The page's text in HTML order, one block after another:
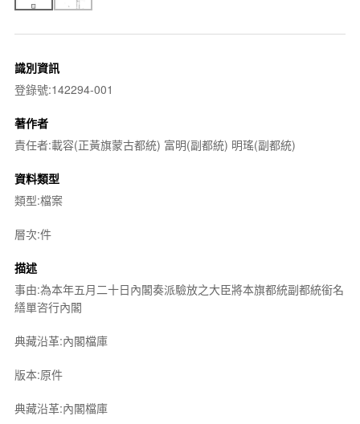
識別資訊
登錄號:142294-001
著作者
責任者:載容(正黃旗蒙古都統) 富明(副都統) 明瑤(副都統)
資料類型
類型:檔案
層次:件
描述
事由:為本年五月二十日內閣奏派驗放之大臣將本旗都統副都統銜名
繕單咨行內閣
典藏沿革:內閣檔庫
版本:原件
典藏沿革:內閣檔庫